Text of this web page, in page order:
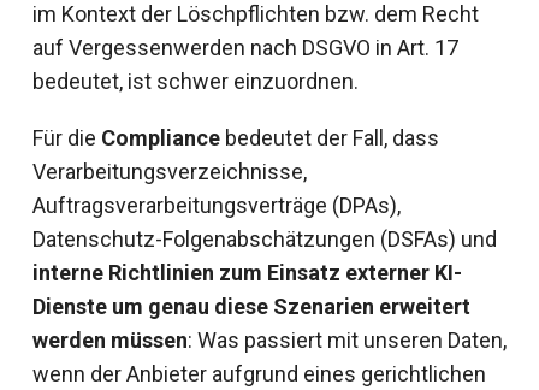
im Kontext der Löschpflichten bzw. dem Recht
auf Vergessenwerden nach DSGVO in Art. 17
bedeutet, ist schwer einzuordnen.
Für die Compliancebedeutet der Fall, dass
Verarbeitungsverzeichnisse,
Auftragsverarbeitungsverträge (DPAs),
Datenschutz-Folgenabschätzungen (DSFAs) und
interne Richtlinien zum Einsatz externer KI-
Dienste um genau diese Szenarien erweitert
werden müssen: Was passiert mit unseren Daten,
wenn der Anbieter aufgrund eines gerichtlichen